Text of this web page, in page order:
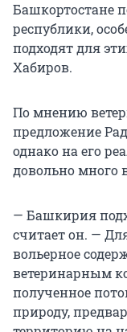
Башкортостане
республики,
подходят для
Хабиров.
По мнению
предложение
однако на его
довольно много
— Башкирия
считает он. —
вольерное
ветеринарным
полученное
природу,